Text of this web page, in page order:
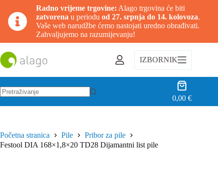
Radno vrijeme trgovine: Alago trgovina će biti
zatvorena u periodu od 27. srpnja do 14. kolovoza.
Vaše web narudžbe ćemo nastojati uredno obrađivati.
Zahvaljujemo na razumijevanju!
na
sadržaj
IZBORNIK
Košarica
0,00€
Početna stranica Pile
Pribor za pile
Festool DIA 168×1,8×20 TD28 Dijamantni list pile